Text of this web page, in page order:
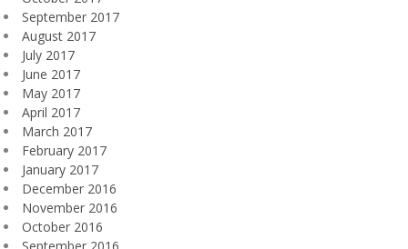
September 2017
August 2017
July 2017
June 2017
May 2017
April 2017
March 2017
February 2017
January 2017
December 2016
November 2016
October 2016